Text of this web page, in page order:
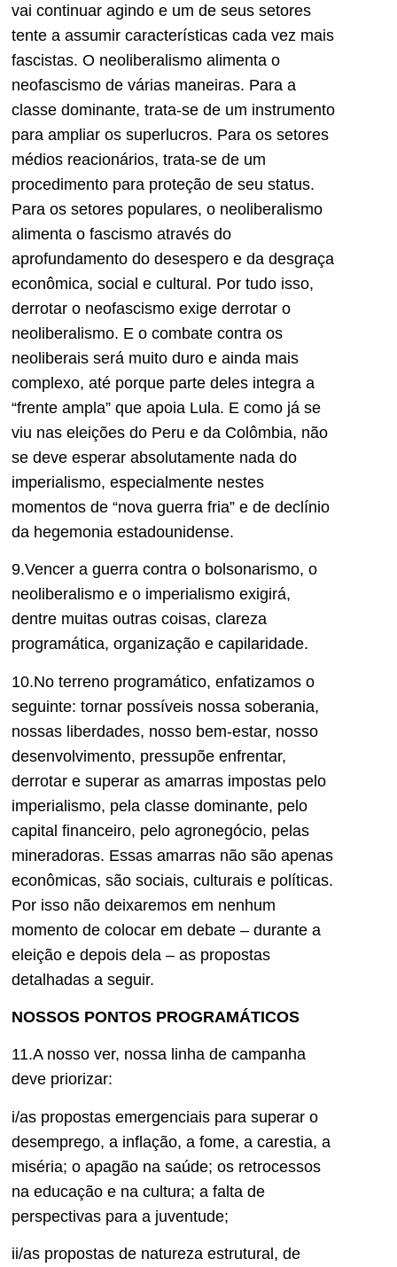
vai continuar agindo e um de seus setores
tente a assumir características cada vez mais
fascistas. O neoliberalismo alimenta o
neofascismo de várias maneiras. Para a
classe dominante, trata-se de um instrumento
para ampliar os superlucros. Para os setores
médios reacionários, trata-se de um
procedimento para proteção de seu status.
Para os setores populares, o neoliberalismo
alimenta o fascismo através do
aprofundamento do desespero e da desgraça
econômica, social e cultural. Por tudo isso,
derrotar o neofascismo exige derrotar o
neoliberalismo. E o combate contra os
neoliberais será muito duro e ainda mais
complexo, até porque parte deles integra a
“frente ampla” que apoia Lula. E como já se
viu nas eleições do Peru e da Colômbia, não
se deve esperar absolutamente nada do
imperialismo, especialmente nestes
momentos de “nova guerra fria” e de declínio
da hegemonia estadounidense.
9.Vencer a guerra contra o bolsonarismo, o
neoliberalismo e o imperialismo exigirá,
dentre muitas outras coisas, clareza
programática, organização e capilaridade.
10.No terreno programático, enfatizamos o
seguinte: tornar possíveis nossa soberania,
nossas liberdades, nosso bem-estar, nosso
desenvolvimento, pressupõe enfrentar,
derrotar e superar as amarras impostas pelo
imperialismo, pela classe dominante, pelo
capital financeiro, pelo agronegócio, pelas
mineradoras. Essas amarras não são apenas
econômicas, são sociais, culturais e políticas.
Por isso não deixaremos em nenhum
momento de colocar em debate – durante a
eleição e depois dela – as propostas
detalhadas a seguir.
NOSSOS PONTOS PROGRAMÁTICOS
11.A nosso ver, nossa linha de campanha
deve priorizar:
i/as propostas emergenciais para superar o
desemprego, a inflação, a fome, a carestia, a
miséria; o apagão na saúde; os retrocessos
na educação e na cultura; a falta de
perspectivas para a juventude;
ii/as propostas de natureza estrutural, de